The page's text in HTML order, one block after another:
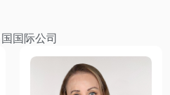
国际公司